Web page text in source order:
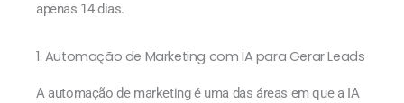
apenas 14 dias.
1. Automação de Marketing com IA para Gerar Leads
A automação de marketing é uma das áreas em que a IA